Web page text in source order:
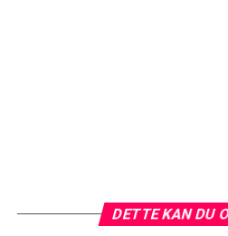
DETTE KAN DU